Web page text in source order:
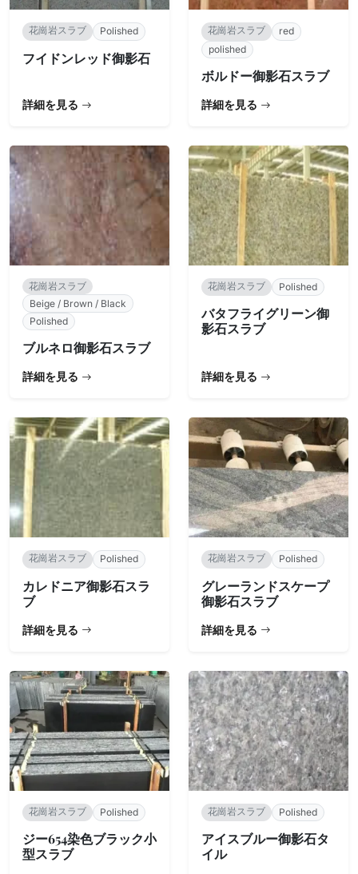
花崗岩スラブ Polished
フイドンレッド御影石
詳細を見る
花崗岩スラブ
red
polished
ボルドー御影石スラブ
詳細を見る
花崗岩スラブ
Beige / Brown / Black
Polished
ブルネロ御影石スラブ
詳細を見る
花崗岩スラブ Polished
バタフライグリーン御
影石スラブ
詳細を見る
花崗岩スラブ Polished
カレドニア御影石スラ
ブ
詳細を見る
花崗岩スラブ Polished
グレーランドスケープ
御影石スラブ
詳細を見る
花崗岩スラブ Polished
ジー654染色ブラック小
型スラブ
花崗岩スラブ Polished
アイスブルー御影石タ
イル